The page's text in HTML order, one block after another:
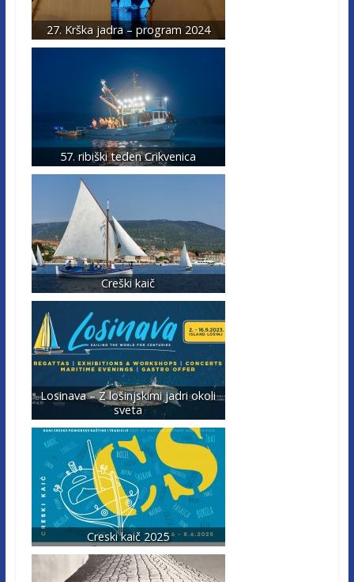
27. Krška jadra – program 2024
57. ribiški teden Crikvenica
Creški kaič
Losinava – Z lošinjskimi jadri okoli
sveta
Creski kaič 2025